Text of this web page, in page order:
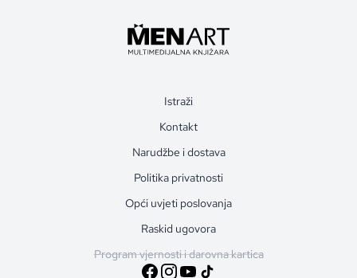
Istraži
Kontakt
Narudžbe i dostava
Politika privatnosti
Opći uvjeti poslovanja
Raskid ugovora
Program vjernosti i darovna kartica